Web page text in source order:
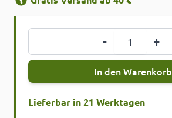
- +
In den Warenkorb
Lieferbar in 21 Werktagen